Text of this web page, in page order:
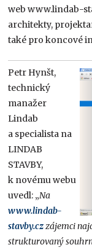
web www.lindab-
architekty,
také pro koncové
Petr Hynšt,
technický
manažer
Lindab
a specialista na
LINDAB
STAVBY,
k novému webu
uvedl: „Na
www.lindab-
stavby.czzájemci
strukturovaný